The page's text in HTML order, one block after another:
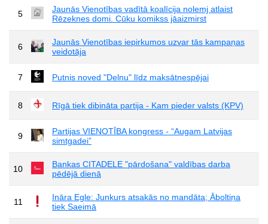
5
Jaunās Vienotības vadītā koalīcija nolemj atlaist
Rēzeknes domi. Cūku komikss jāaizmirst
6
Jaunās Vienotības iepirkumos uzvar tās kampaņas
veidotāja
7 Putnis noved "Delnu" līdz maksātnespējai
8 Rīgā tiek dibināta partija - Kam pieder valsts (KPV)
9
Partijas VIENOTĪBA kongress - “Augam Latvijas
simtgadei”
10
Bankas CITADELE "pārdošana" valdības darba
pēdējā dienā
11
Ināra Egle: Junkurs atsakās no mandāta; Āboltiņa
tiek Saeimā